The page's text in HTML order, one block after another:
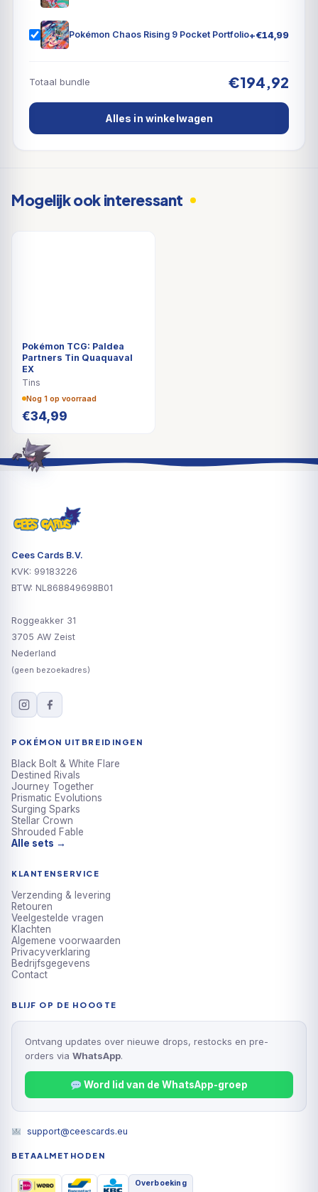
Pokémon Chaos Rising 9 Pocket Portfolio+€14,99
Totaal bundle €194,92
Alles in winkelwagen
Mogelijk ook interessant
Pokémon TCG: Paldea
Partners Tin Quaquaval
EX
Tins
Nog 1 op voorraad
€34,99
Cees Cards B.V.
KVK: 99183226
BTW: NL868849698B01
Roggeakker 31
3705 AW Zeist
Nederland
(geen bezoekadres)
POKÉMON UITBREIDINGEN
Black Bolt & White Flare
Destined Rivals
Journey Together
Prismatic Evolutions
Surging Sparks
Stellar Crown
Shrouded Fable
Alle sets →
KLANTENSERVICE
Verzending & levering
Retouren
Veelgestelde vragen
Klachten
Algemene voorwaarden
Privacyverklaring
Bedrijfsgegevens
Contact
BLIJF OP DE HOOGTE
Ontvang updates over nieuwe drops, restocks en pre-
orders via WhatsApp.
Word lid van de WhatsApp-groep
support@ceescards.eu
BETAALMETHODEN
Overboeking